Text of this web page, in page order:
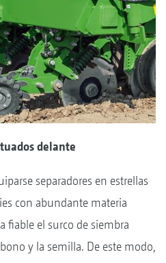
delante
separadores en estrellas
con abundante materia
fiable el surco de siembra
y la semilla. De este modo,